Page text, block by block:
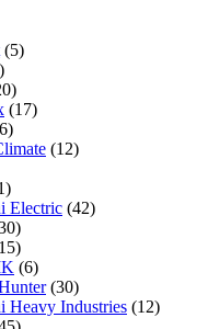
(5)
(17)
(12)
Electric (42)
(6)
(30)
Industries (12)